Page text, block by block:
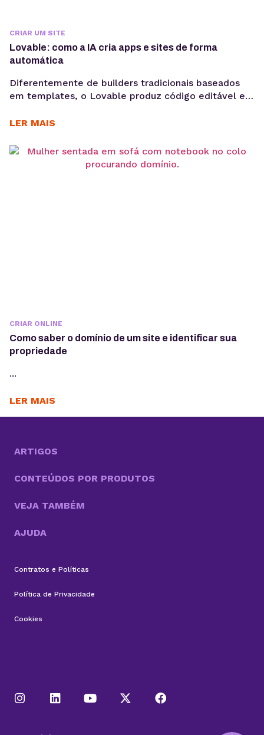
CRIAR UM SITE
Lovable: como a IA cria apps e sites de forma
automática
Diferentemente de builders tradicionais baseados
em templates, o Lovable produz código editável e
Ou seja, é muito mais do que uma solução de
reais. A criação de aplicações e sites por meio de IA
generativa deixou de ser experimento...
LER MAIS
CRIAR ONLINE
Como saber o domínio de um site e identificar sua
propriedade
...
LER MAIS
ARTIGOS
CONTEÚDOS POR PRODUTOS
VEJA TAMBÉM
AJUDA
Contratos e Políticas
Política de Privacidade
Cookies